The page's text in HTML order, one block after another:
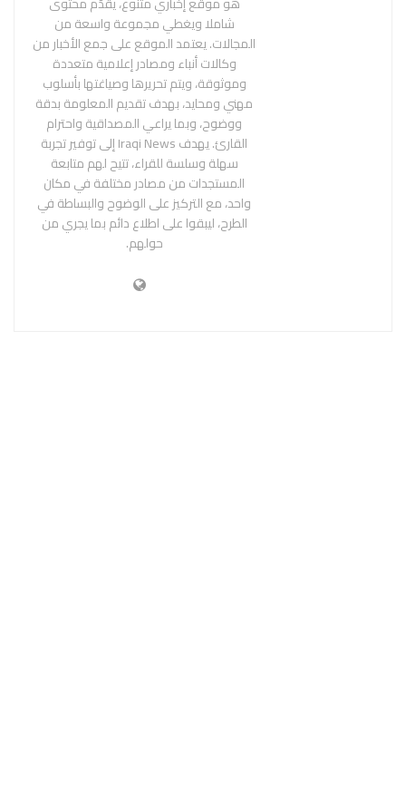
شاملا ويغطي مجموعة واسعة من
المجالات. يعتمد الموقع على جمع الأخبار من
وكالات أنباء ومصادر إعلامية متعددة
وموثوقة، ويتم تحريرها وصياغتها بأسلوب
مهني ومحايد، بهدف تقديم المعلومة بدقة
ووضوح، وبما يراعي المصداقية واحترام
القارئ. يهدف Iraqi News إلى توفير تجربة
سهلة وسلسة للقراء، تتيح لهم متابعة
المستجدات من مصادر مختلفة في مكان
واحد، مع التركيز على الوضوح والبساطة في
الطرح، ليبقوا على اطلاع دائم بما يجري من
حولهم.